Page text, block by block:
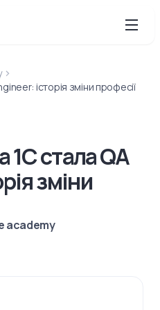
історія зміни професії
1С стала QA
зміни
academy